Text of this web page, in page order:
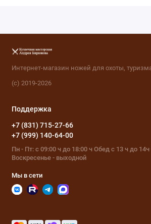
Интернет-магазин ножей для охоты,
(с) 2019-2026
Поддержка
+7 (831) 715-27-66
+7 (999) 140-64-00
Пн - Пт: с 09:00 ч до 18:00 ч Обед с 13 ч до
Воскресенье - выходной
Мы в сети